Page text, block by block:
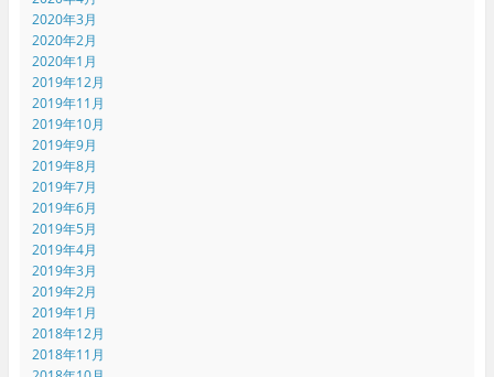
2020年3月
2020年2月
2020年1月
2019年12月
2019年11月
2019年10月
2019年9月
2019年8月
2019年7月
2019年6月
2019年5月
2019年4月
2019年3月
2019年2月
2019年1月
2018年12月
2018年11月